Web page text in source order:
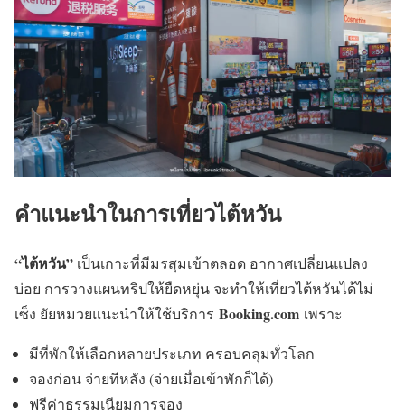
คำแนะนำในการเที่ยวไต้หวัน
“ไต้หวัน” เป็นเกาะที่มีมรสุมเข้าตลอด อากาศเปลี่ยนแปลง
บ่อย การวางแผนทริปให้ยืดหยุ่น จะทำให้เที่ยวไต้หวันได้ไม่
เซ็ง ยัยหมวยแนะนำให้ใช้บริการ Booking.com เพราะ
มีที่พักให้เลือกหลายประเภท ครอบคลุมทั่วโลก
จองก่อน จ่ายทีหลัง (จ่ายเมื่อเข้าพักก็ได้)
ฟรีค่าธรรมเนียมการจอง